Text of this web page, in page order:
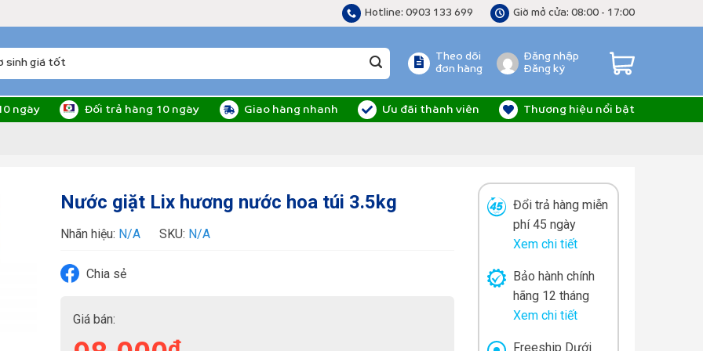
Hotline: 0903 133 699 Giờ mở cửa: 08:00 - 17:00
Theo dõi
đơn hàng
Đăng nhập
Đăng ký
ngày Đối trả hàng 10 ngày Giao hàng nhanh Ưu đãi thành viên Thương hiệu nổi bật
Nước giặt Lix hương nước hoa túi 3.5kg
Nhãn hiệu: N/A SKU: N/A
Chia sẻ
Giá bán:
Đổi trả hàng miễn
phí 45 ngày
Xem chi tiết
Bảo hành chính
hãng 12 tháng
Xem chi tiết
Freeship Dưới